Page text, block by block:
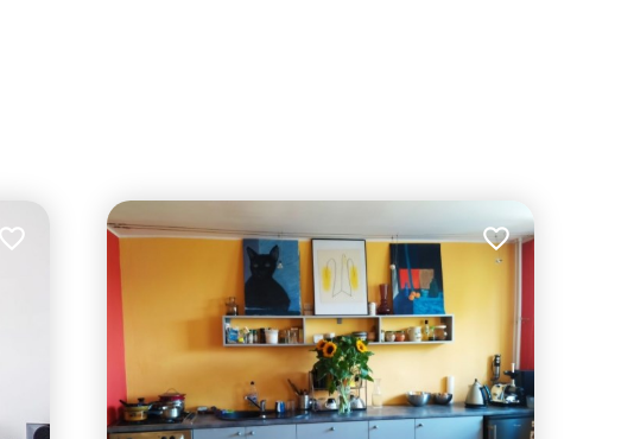
Dodaj do ulubionych Dodaj do